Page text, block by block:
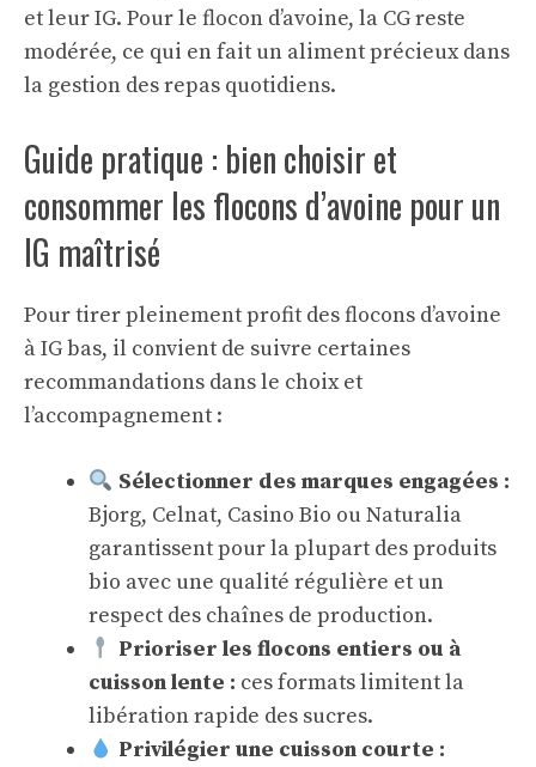
et leur IG. Pour le flocon d’avoine, la CG reste
modérée, ce qui en fait un aliment précieux dans
la gestion des repas quotidiens.
Guide pratique : bien choisir et
consommer les flocons d’avoine pour un
IG maîtrisé
Pour tirer pleinement profit des flocons d’avoine
à IG bas, il convient de suivre certaines
recommandations dans le choix et
l’accompagnement :
Sélectionner des marques engagées :
Bjorg, Celnat, Casino Bio ou Naturalia
garantissent pour la plupart des produits
bio avec une qualité régulière et un
respect des chaînes de production.
Prioriser les flocons entiers ou à
cuisson lente : ces formats limitent la
libération rapide des sucres.
Privilégier une cuisson courte :